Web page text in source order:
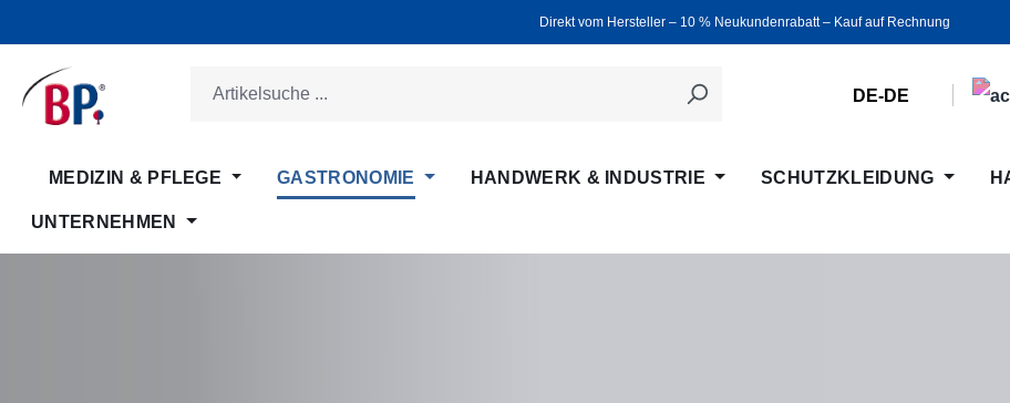
Direkt vom Hersteller ‒ 10 % Neukundenrabatt ‒ Kauf auf Rechnung
DE-DE
MEDIZIN & PFLEGE GASTRONOMIE HANDWERK & INDUSTRIE SCHUTZKLEIDUNG
UNTERNEHMEN